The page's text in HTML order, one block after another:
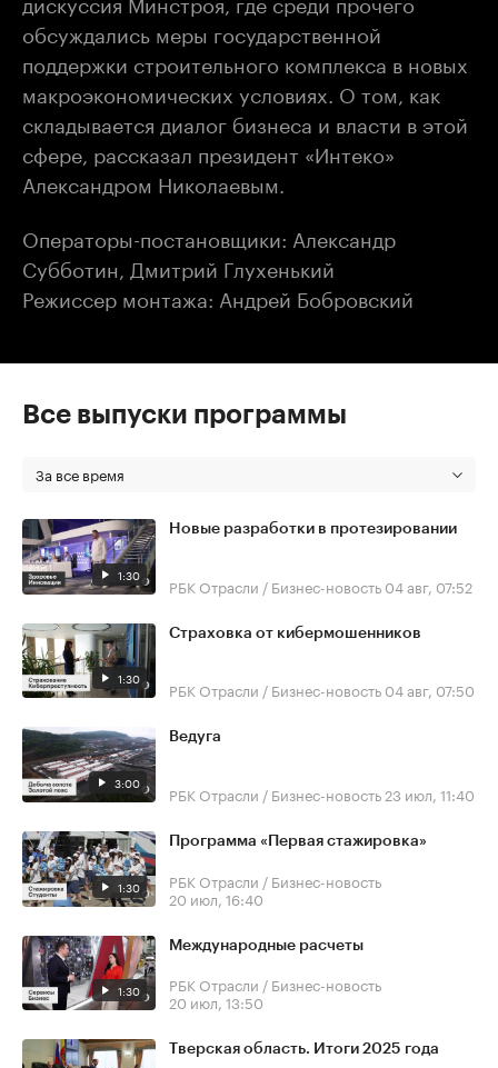
обсуждались меры государственной
поддержки строительного комплекса в новых
макроэкономических условиях. О том, как
складывается диалог бизнеса и власти в этой
сфере, рассказал президент «Интеко»
Александром Николаевым.
Операторы-постановщики: Александр
Субботин, Дмитрий Глухенький
Режиссер монтажа: Андрей Бобровский
Все выпуски программы
За все время
1:30
Новые разработки в протезировании
РБК Отрасли / Бизнес-новость 04 авг, 07:52
1:30
Страховка от кибермошенников
РБК Отрасли / Бизнес-новость 04 авг, 07:50
3:00
Ведуга
РБК Отрасли / Бизнес-новость 23 июл, 11:40
1:30
Программа «Первая стажировка»
РБК Отрасли / Бизнес-новость
20 июл, 16:40
1:30
Международные расчеты
РБК Отрасли / Бизнес-новость
20 июл, 13:50
Тверская область. Итоги 2025 года